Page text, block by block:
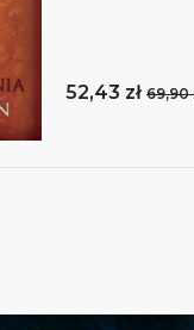
52,43 zł 69,90